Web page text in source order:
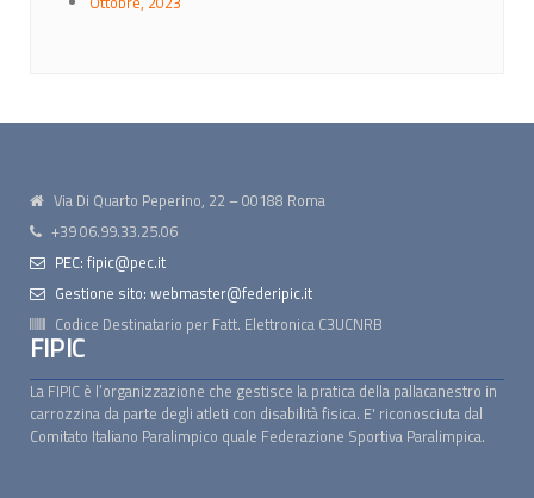
Via Di Quarto Peperino, 22 – 00188 Roma
+39 06.99.33.25.06
PEC: fipic@pec.it
Gestione sito: webmaster@federipic.it
Codice Destinatario per Fatt. Elettronica C3UCNRB
FIPIC
La FIPIC è l’organizzazione che gestisce la pratica della pallacanestro in
carrozzina da parte degli atleti con disabilità fisica. E' riconosciuta dal
Comitato Italiano Paralimpico quale Federazione Sportiva Paralimpica.